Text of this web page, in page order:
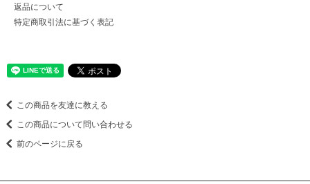
返品について
特定商取引法に基づく表記
この商品を友達に教える
この商品について問い合わせる
前のページに戻る